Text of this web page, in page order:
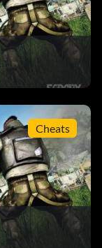
Cheats